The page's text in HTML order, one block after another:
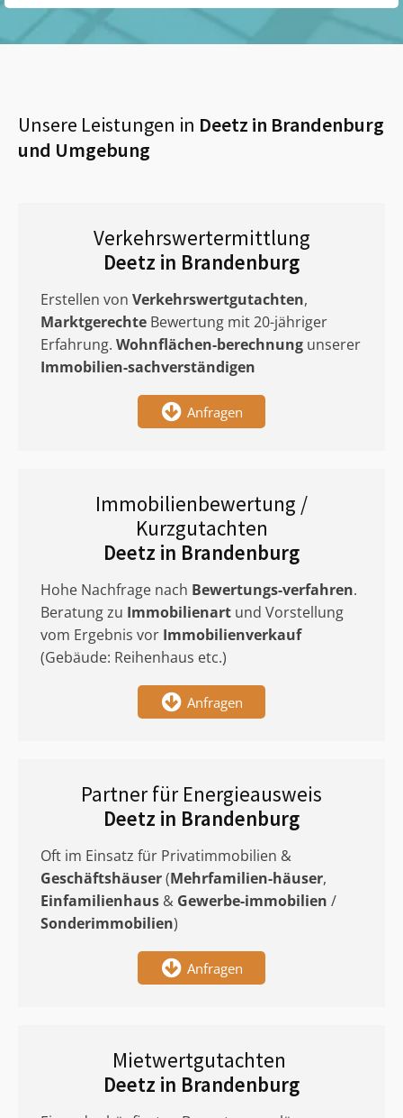
Unsere Leistungen in Deetz in Brandenburg
und Umgebung
Verkehrswertermittlung
Deetz in Brandenburg
Erstellen von Verkehrswertgutachten,
Marktgerechte Bewertung mit 20-jähriger
Erfahrung. Wohnflächen-berechnung unserer
Immobilien-sachverständigen
Anfragen
Immobilienbewertung /
Kurzgutachten
Deetz in Brandenburg
Hohe Nachfrage nach Bewertungs-verfahren.
Beratung zu Immobilienart und Vorstellung
vom Ergebnis vor Immobilienverkauf
(Gebäude: Reihenhaus etc.)
Anfragen
Partner für Energieausweis
Deetz in Brandenburg
Oft im Einsatz für Privatimmobilien &
Geschäftshäuser(Mehrfamilien-häuser,
Einfamilienhaus & Gewerbe-immobilien /
Sonderimmobilien)
Anfragen
Mietwertgutachten
Deetz in Brandenburg